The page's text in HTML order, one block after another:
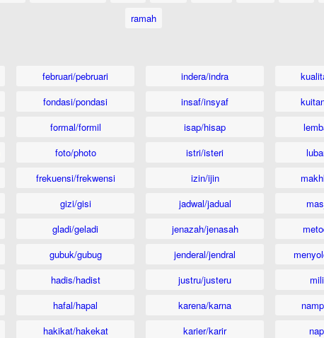
ramah
februari/pebruari
fondasi/pondasi
formal/formil
foto/photo
frekuensi/frekwensi
gizi/gisi
gladi/geladi
gubuk/gubug
hadis/hadist
hafal/hapal
hakikat/hakekat
indera/indra
insaf/insyaf
isap/hisap
istri/isteri
izin/ijin
jadwal/jadual
jenazah/jenasah
jenderal/jendral
justru/justeru
karena/karna
karier/karir